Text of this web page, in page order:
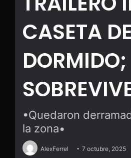
CASETA
•Quedaron
la zona•
AlexFerrel 7 octubre, 2025